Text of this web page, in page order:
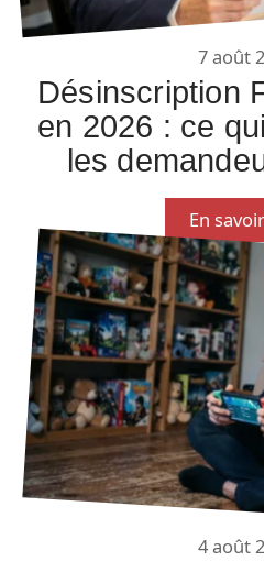
7 août
Désinscription
en 2026 : ce
les
En
4 août